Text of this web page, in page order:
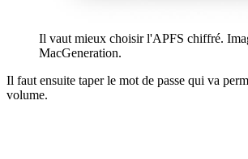
Il vaut mieux choisir l'APFS chiffré.
MacGeneration.
Il faut ensuite taper le mot de passe qui va
volume.